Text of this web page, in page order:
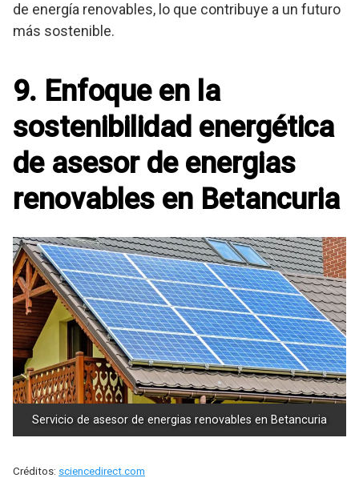
de energía renovables, lo que contribuye a un futuro
más sostenible.
9. Enfoque en la
sostenibilidad energética
de asesor de energias
renovables en Betancuria
Servicio de asesor de energias renovables en Betancuria
Créditos: sciencedirect.com